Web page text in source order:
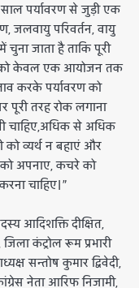
पर्यावरण से जुड़ी एक
जलवायु परिवर्तन, वायु
जाता है ताकि पूरी
को केवल एक आयोजन तक
करके पर्यावरण को
पूरी तरह रोक लगाना
चाहिए,अधिक से अधिक
को व्यर्थ न बहाएं और
अपनाए, कचरे को
चाहिए।”
आदिशक्ति दीक्षित,
कंट्रोल रूम प्रभारी
सन्तोष कुमार द्विवेदी,
नेता आरिफ निजामी,